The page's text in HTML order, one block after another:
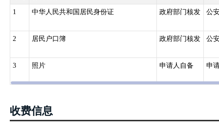
1 中华人民共和国居民身份证 政府部门核发 公
2 居民户口簿 政府部门核发 公
3 照片 申请人自备 申
收费信息